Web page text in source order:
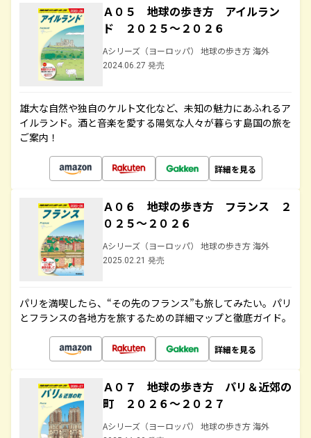
Ａ０５ 地球の歩き方 アイルラン
ド ２０２５～２０２６
Aシリーズ（ヨーロッパ） 地球の歩き方 海外
2024.06.27 発売
雄大な自然や独自のケルト文化など、未知の魅力にあふれるア
イルランド。酒と音楽を愛する陽気な人々が暮らす島国の旅を
ご案内！
詳細を見る
Ａ０６ 地球の歩き方 フランス ２
０２５～２０２６
Aシリーズ（ヨーロッパ） 地球の歩き方 海外
2025.02.21 発売
パリを満喫したら、“その先のフランス”も旅してみたい。パリ
とフランスの各地方を旅するための詳細マップと徹底ガイド。
詳細を見る
Ａ０７ 地球の歩き方 パリ＆近郊の
町 ２０２６～２０２７
Aシリーズ（ヨーロッパ） 地球の歩き方 海外